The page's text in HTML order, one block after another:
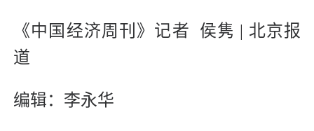
《中国经济周刊》记者 侯隽 | 北京报
道
编辑：李永华